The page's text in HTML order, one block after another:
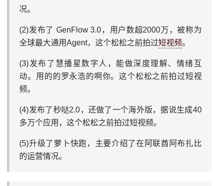
况。
(2)发布了 GenFlow 3.0，用户数超2000万，被称为
全球最大通用Agent，这个松松之前拍过短视频。
(3)发布了慧播星数字人，能做深度理解、情绪互
动。用的的罗永浩的啊你。这个松松之前拍过短视
频。
(4)发布了秒哒2.0，还做了一个海外版，据说生成40
多万个应用，这个松松之前拍过短视频。
(5)升级了萝卜快跑，主要介绍了在阿联酋阿布扎比
的运营情况。